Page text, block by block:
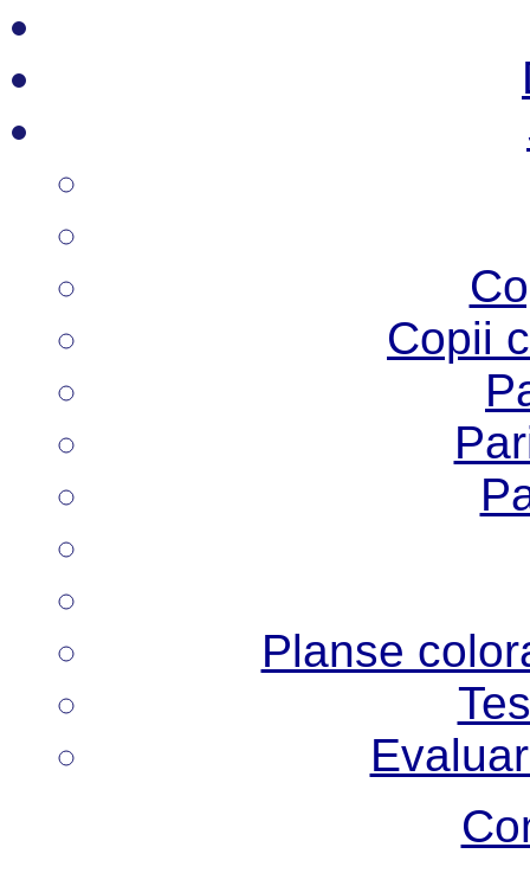
Copii
Planse